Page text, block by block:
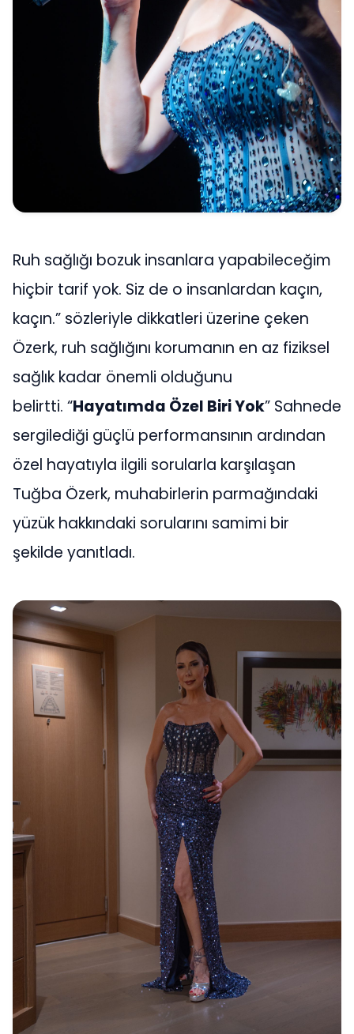
Ruh sağlığı bozuk insanlara yapabileceğim
hiçbir tarif yok. Siz de o insanlardan kaçın,
kaçın.” sözleriyle dikkatleri üzerine çeken
Özerk, ruh sağlığını korumanın en az fiziksel
sağlık kadar önemli olduğunu
belirtti. “Hayatımda Özel Biri Yok” Sahnede
sergilediği güçlü performansının ardından
özel hayatıyla ilgili sorularla karşılaşan
Tuğba Özerk, muhabirlerin parmağındaki
yüzük hakkındaki sorularını samimi bir
şekilde yanıtladı.